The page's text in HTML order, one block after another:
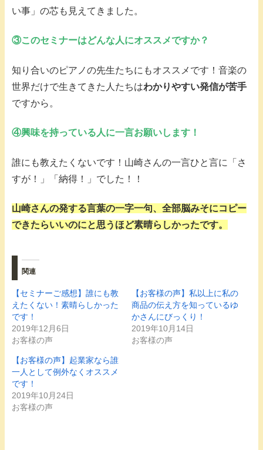
い事」の芯も見えてきました。
③このセミナーはどんな人にオススメですか？
知り合いのピアノの先生たちにもオススメです！音楽の
世界だけで生きてきた人たちはわかりやすい発信が苦手
ですから。
④興味を持っている人に一言お願いします！
誰にも教えたくないです！山崎さんの一言ひと言に「さ
すが！」「納得！」でした！！
山崎さんの発する言葉の一字一句、全部脳みそにコピー
できたらいいのにと思うほど素晴らしかったです。
関連
【セミナーご感想】誰にも教
えたくない！素晴らしかった
です！
2019年12月6日
お客様の声
【お客様の声】私以上に私の
商品の伝え方を知っているゆ
かさんにびっくり！
2019年10月14日
お客様の声
【お客様の声】起業家なら誰
一人として例外なくオススメ
です！
2019年10月24日
お客様の声